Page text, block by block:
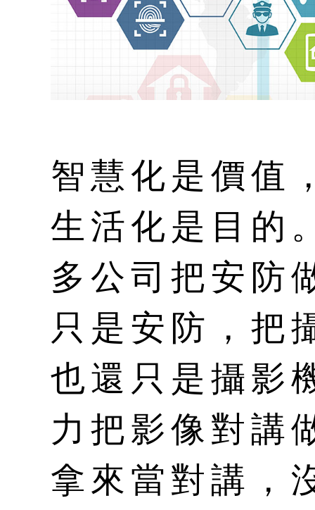
智慧化是價值
生活化是目的
多公司把安防
只是安防，把
也還只是攝影
力把影像對講
拿來當對講，